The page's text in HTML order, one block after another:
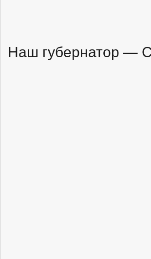
Наш губернатор —